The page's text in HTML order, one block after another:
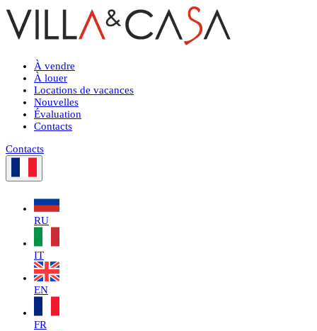
À vendre
À louer
Locations de vacances
Nouvelles
Évaluation
Contacts
Contacts
RU
IT
EN
FR